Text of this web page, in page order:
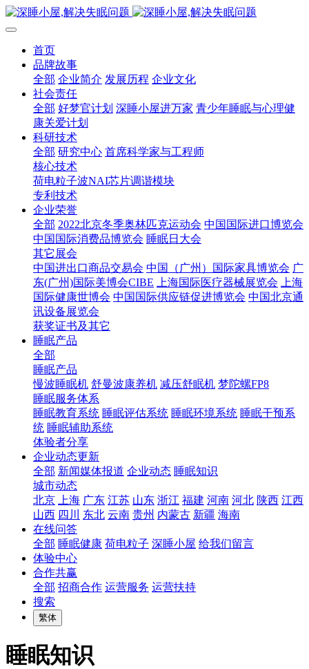
首页
品牌故事
全部 企业简介 发展历程 企业文化
社会责任
全部 好梦官计划 深睡小屋进万家 青少年睡眠与心理健
康关爱计划
科研技术
全部 研究中心 首席科学家与工程师
核心技术
荷电粒子波NAI芯片调谐模块
专利技术
企业荣誉
全部 2022北京冬季奥林匹克运动会 中国国际进口博览会
中国国际消费品博览会 睡眠日大会
其它展会
中国进出口商品交易会 中国（广州）国际家具博览会 广
东(广州)国际美博会CIBE
上海国际医疗器械展览会
上海
国际健康世博会 中国国际供应链促进博览会 中国北京通
讯设备展览会
获奖证书及其它
睡眠产品
全部
睡眠产品
慢波睡眠机 舒曼波康养机 减压舒眠机 梦陀螺FP8
睡眠服务体系
睡眠教育系统 睡眠评估系统 睡眠环境系统 睡眠干预系
统 睡眠辅助系统
体验者分享
企业动态更新
全部 新闻媒体报道 企业动态 睡眠知识
城市动态
北京
上海 广东 江苏 山东 浙江 福建 河南 河北 陕西 江西
山西 四川 东北 云南 贵州 内蒙古 新疆 海南
在线问答
全部 睡眠健康 荷电粒子 深睡小屋 给我们留言
体验中心
合作共赢
全部 招商合作 运营服务 运营扶持
搜索
繁体
睡眠知识